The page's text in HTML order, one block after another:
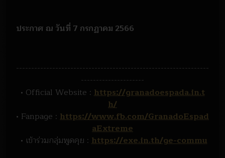
ประกาศ ณ วันที่ 7 กรกฏาคม 2566
----------------------------------------------------------------
---------------------
• Official Website : https://granadoespada.in.t
h/
• Fanpage : https://www.fb.com/GranadoEspad
aExtreme
• เข้าร่วมกลุ่มพูดคุย : https://exe.in.th/ge-commu